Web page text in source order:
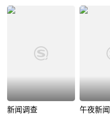
新闻调查 午夜新闻